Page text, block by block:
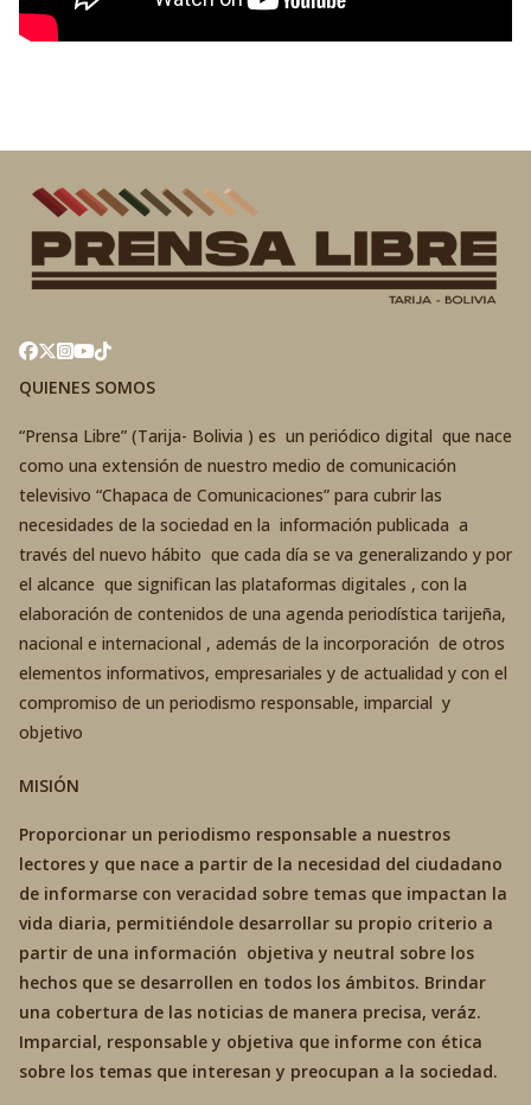
QUIENES SOMOS
“Prensa Libre” (Tarija- Bolivia ) es un periódico digital que nace
como una extensión de nuestro medio de comunicación
televisivo “Chapaca de Comunicaciones” para cubrir las
necesidades de la sociedad en la información publicada a
través del nuevo hábito que cada día se va generalizando y por
el alcance que significan las plataformas digitales , con la
elaboración de contenidos de una agenda periodística tarijeña,
nacional e internacional , además de la incorporación de otros
elementos informativos, empresariales y de actualidad y con el
compromiso de un periodismo responsable, imparcial y
objetivo
MISIÓN
Proporcionar un periodismo responsable a nuestros
lectores y que nace a partir de la necesidad del ciudadano
de informarse con veracidad sobre temas que impactan la
vida diaria, permitiéndole desarrollar su propio criterio a
partir de una información objetiva y neutral sobre los
hechos que se desarrollen en todos los ámbitos. Brindar
una cobertura de las noticias de manera precisa, veráz.
Imparcial, responsable y objetiva que informe con ética
sobre los temas que interesan y preocupan a la sociedad.